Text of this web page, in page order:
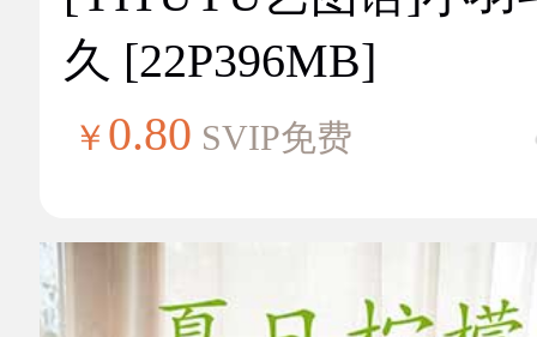
久 [22P396MB]
￥ 0.80 SVIP免费